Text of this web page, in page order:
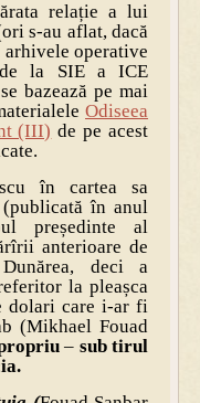
relație a lui
s-au aflat, dacă
operative
la SIE a ICE
bazează pe mai
Odiseea
(III) de pe acest
în cartea sa
(publicată în anul
președinte al
anterioare de
deci a
la pleașca
dolari care i-ar fi
(Mikhael Fouad
– sub tirul